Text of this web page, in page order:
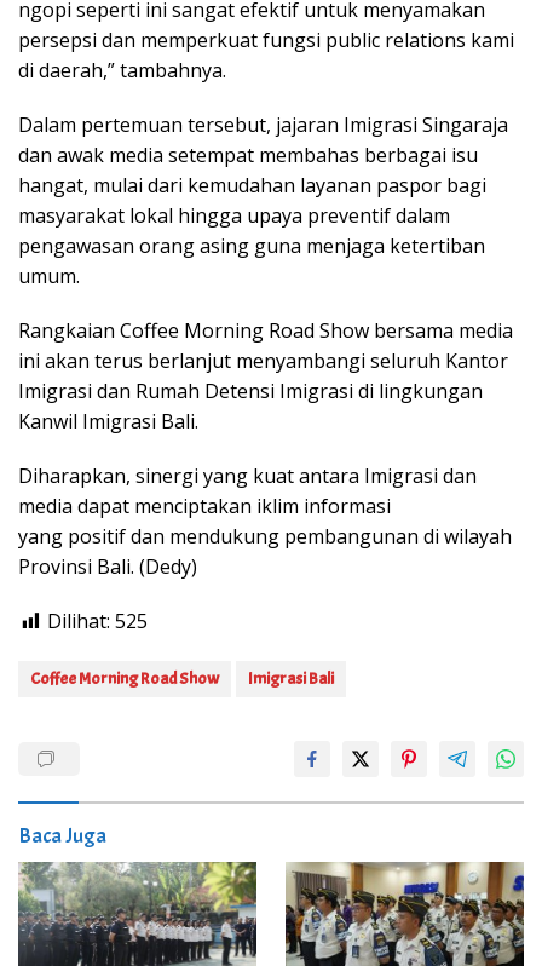
ngopi seperti ini sangat efektif untuk menyamakan
persepsi dan memperkuat fungsi public relations kami
di daerah,” tambahnya.
Dalam pertemuan tersebut, jajaran Imigrasi Singaraja
dan awak media setempat membahas berbagai isu
hangat, mulai dari kemudahan layanan paspor bagi
masyarakat lokal hingga upaya preventif dalam
pengawasan orang asing guna menjaga ketertiban
umum.
Rangkaian Coffee Morning Road Show bersama media
ini akan terus berlanjut menyambangi seluruh Kantor
Imigrasi dan Rumah Detensi Imigrasi di lingkungan
Kanwil Imigrasi Bali.
Diharapkan, sinergi yang kuat antara Imigrasi dan
media dapat menciptakan iklim informasi
yang positif dan mendukung pembangunan di wilayah
Provinsi Bali. (Dedy)
Dilihat: 525
Coffee Morning Road Show Imigrasi Bali
Baca Juga